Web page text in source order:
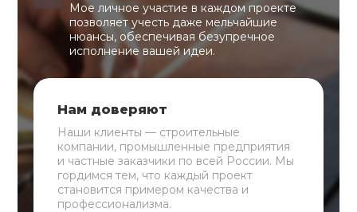
Мое личное участие в каждом проекте
позволяет учесть даже мельчайшие
нюансы, обеспечивая безупречное
исполнение вашей идеи.
Нам доверяют
Наши клиенты — строительные
компании, промышленные предприятия
и частные заказчики по всей России. Мы
гордимся тем, что каждый проект
становится примером качества и
профессионализма.